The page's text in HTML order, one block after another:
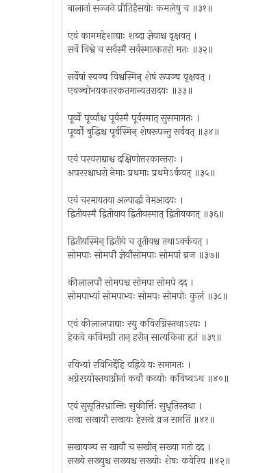
बालानां सज्जने प्रीतिर्हंसयोः कमलेषु च ॥३१॥
एवं काममहेशाद्याः शब्दा ज्ञेयाश्च वृक्षवत् ।
सर्वे विश्वे च सर्वस्मै सर्वस्मात्कतरो मतः ॥३२॥
सर्वेषां स्वञ्च विश्वस्मिन् शेषं रूपञ्च वृक्षवत् ।
एवञ्चोभयकतरकतमान्यतरादयः ॥३३॥
पूर्व्वे पूर्व्वाश्च पूर्वस्मै पूर्वस्मात् सुसमागतः ।
पूर्व्वो बुद्धिश्च पूर्वस्मिन् शेषरूपन्तु सर्ववत् ॥३४॥
एवं परवराद्याश्च दक्षिणोत्तरकान्तराः ।
अपरऱश्चाधरो नेमाः प्रथमाः प्रथमेऽर्कवत् ॥३५॥
एवं चरमायतया अल्पार्द्धा नेमआदयः ।
द्वितीयस्मै द्वितीयाय द्वितीयस्मात् द्वितीयकात् ॥३६॥
द्वितीयस्मिन् द्वितीये च तृतीयश्च तथाऽर्क्कवत् ।
सोमपाः सोमपौ ज्ञेयौसोमपाः सोमपां ब्रज ॥३७॥
कीलालपौ सोमपश्च सोमपा सोमपे दद ।
सोमपाभ्यां सोमपाभ्यः सोमपः सोमपोः कुलं ॥३८॥
एवं कीलालपाद्याः स्यु कविरग्निस्तथाऽरयः ।
हेकवे कविमग्नी तान् हरीन् सात्यकिना हृतं ॥३९॥
रविभ्यां रविभिर्द्देहि वह्निये यः समागतः ।
अग्नेरग्न्योस्तथाग्नीनां कवौ कव्योः कविष्वऽथ ॥४०॥
एवं सुसृतिरभ्रान्तिः सुकीर्त्तिः सुधृतिस्तथा ।
सखा सखायौ सखायः हेसखे व्रज सप्ततिं ॥४१॥
सखायञ्च स खायौ च सखीन् सख्या गतो दद ।
सख्ये सख्युश्च सख्यश्च सख्योः शेषः कवेरिव ॥४२॥